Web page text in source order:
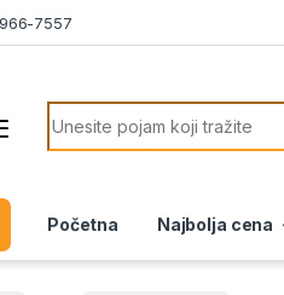
7557
Search for:
Početna Najbolja cena